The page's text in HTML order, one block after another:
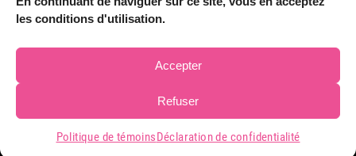
les conditions d'utilisation.
Accepter
Refuser
Politique de témoinsDéclaration de confidentialité
VOIR LES LIENS EXTERNES